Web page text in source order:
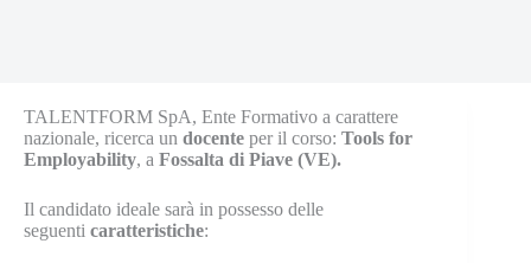
TALENTFORM SpA, Ente Formativo a carattere
nazionale, ricerca un docente per il corso: Tools for
Employability, a Fossalta di Piave (VE).
Il candidato ideale sarà in possesso delle
seguenti caratteristiche: